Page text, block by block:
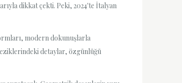
dikkat çekti. Peki, 2024'te İtalyan
modern dokunuşlarla
detaylar, özgünlüğü